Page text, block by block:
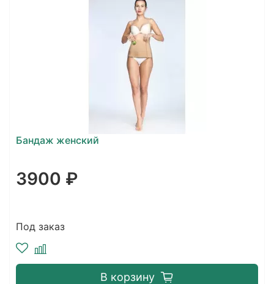
Бандаж женский
3900 ₽
Под заказ
В корзину